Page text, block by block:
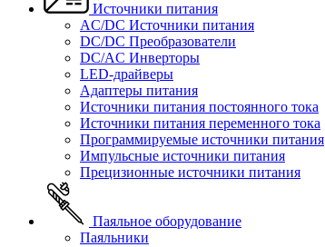
Источники питания
AC/DC Источники питания
DC/DC Преобразователи
DC/AC Инверторы
LED-драйверы
Адаптеры питания
Источники питания постоянного тока
Источники питания переменного тока
Программируемые источники питания
Импульсные источники питания
Прецизионные источники питания
Паяльное оборудование
Паяльники